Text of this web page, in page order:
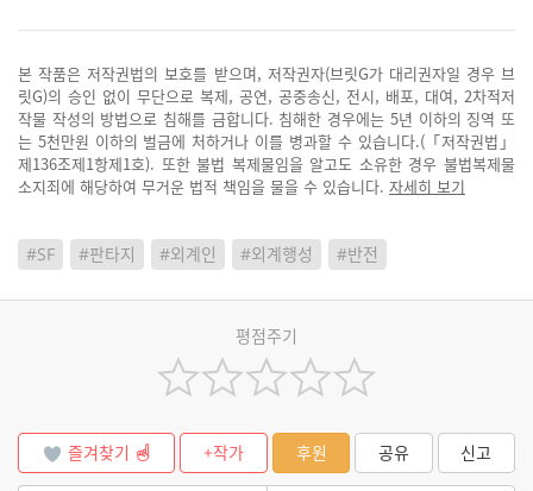
본 작품은 저작권법의 보호를 받으며, 저작권자(브릿G가 대리권자일 경우 브
릿G)의 승인 없이 무단으로 복제, 공연, 공중송신, 전시, 배포, 대여, 2차적저
작물 작성의 방법으로 침해를 금합니다. 침해한 경우에는 5년 이하의 징역 또
는 5천만원 이하의 벌금에 처하거나 이를 병과할 수 있습니다.(「저작권법」
제136조제1항제1호). 또한 불법 복제물임을 알고도 소유한 경우 불법복제물
소지죄에 해당하여 무거운 법적 책임을 물을 수 있습니다. 자세히 보기
#SF #판타지 #외계인 #외계행성 #반전
평점주기
즐겨찾기 +작가 후원 공유 신고